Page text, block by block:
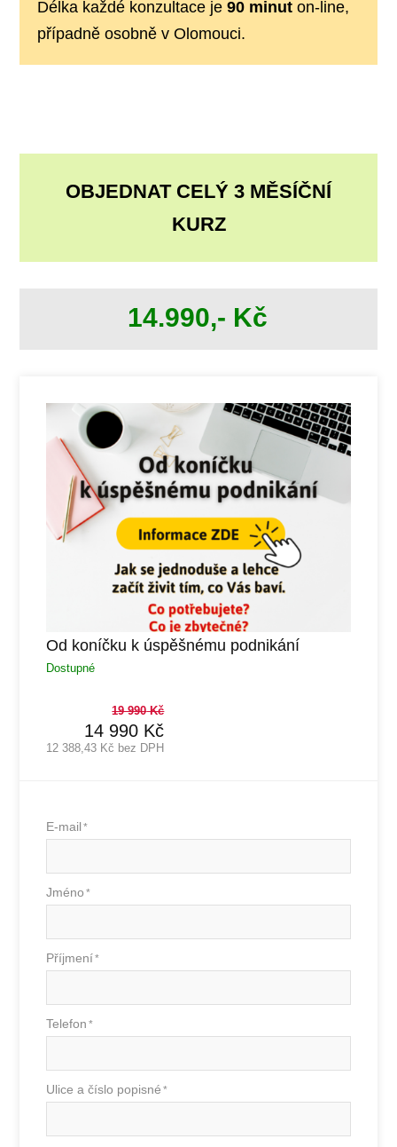
Délka každé konzultace je 90 minut on-line,
případně osobně v Olomouci.
OBJEDNAT CELÝ 3 MĚSÍČNÍ
KURZ
14.990,- Kč
Od koníčku k úspěšnému podnikání
Dostupné
19 990Kč
14 990 Kč
12 388,43 Kč bez DPH
E-mail *
Jméno *
Příjmení*
Telefon *
Ulice a číslo popisné *